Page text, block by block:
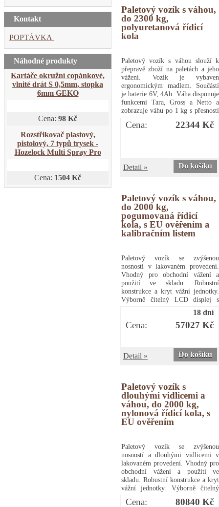
rozměr vážní plochy: 55,5 x 116
cm příkon: 10 WPaletový vozík s
váhou, do 2000 kg, pogumovaná
řídicí kola, s EU ověřením
Paletový vozík s váhou,
do 2300 kg,
polyuretanová řídicí
kola
Paletový vozík s váhou slouží k
přepravě zboží na paletách a jeho
vážení. Vozík je vybaven
ergonomickým madlem. Součástí
je baterie 6V, 4Ah. Váha disponuje
funkcemi Tara, Gross a Netto a
zobrazuje váhu po 1 kg s přesností
2300 kg, polyuretanová řídicí kola
22344 Kč
Cena:
Do košíku
Detail »
Paletový vozík s váhou,
do 2000 kg,
pogumovaná řídicí
kola, s EU ověřením a
kalibračním listem
Paletový vozík se zvýšenou
nosností v lakovaném provedení.
Vhodný pro obchodní vážení a
použití ve skladu. Robustní
konstrukce a kryt vážní jednotky.
Výborně čitelný LCD displej s
mm. Napájení vnitřním
akumulátorem AC 230V/DC 6V s
Pogumovaná kola zajišťují tichý a
lehký pojezd. Možnost využití v
kalibračním listem. provozní
teplota: -10 až 40 °C rozměr vážní
plochy: 55,5 x 116 cm příkon: 10
WPaletový vozík s váhou, do 2000
kg, pogumovaná řídicí kola, s EU
ověřením a kalibračním listem
18 dní
57027 Kč
Cena:
Do košíku
Detail »
Paletový vozík s
dlouhými vidlicemi a
váhou, do 2000 kg,
nylonová řídicí kola, s
EU ověřením
Paletový vozík se zvýšenou
nosností a dlouhými vidlicemi v
lakovaném provedení. Vhodný pro
obchodní vážení a použití ve
skladu. Robustní konstrukce a kryt
vážní jednotky. Výborně čitelný
výška číslic 25 mm. Napájení
80840 Kč
Cena:
Kontakt
POPTÁVKA
Náhodné produkty
Kartáče okružní copánkové,
vlnité drát S 0,5mm, stopka
6mm GEKO
Cena: 98 Kč
Rozstřikovač plastový,
pistolový, 7 typů trysek -
Hozelock Multi Spray Pro
Cena: 1504 Kč